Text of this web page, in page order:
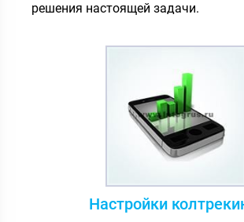
решения настоящей задачи.
Настройки